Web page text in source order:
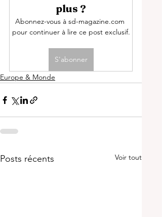
plus ?
Abonnez-vous à sd-magazine.com
pour continuer à lire ce post exclusif.
S'abonner
Europe & Monde
Posts récents Voir tout